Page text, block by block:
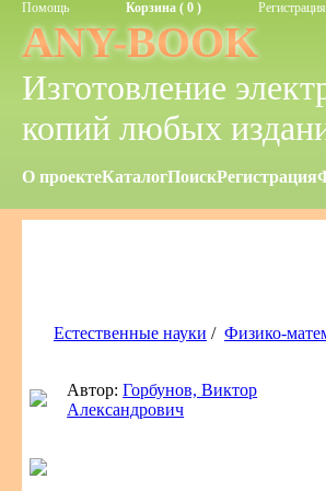
Помощь Корзина ( 0 ) Регистрация
ANY-BOOK
Изготовление
копий любых
О проектеКаталогПоискРегистрация
Естественные науки / Физико-
Автор:Горбунов, Виктор
Александрович